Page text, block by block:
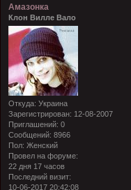
Амазонка
Клон Вилле Вало
Откуда: Украина
Зарегистрирован: 12-08-2007
Приглашений: 0
Сообщений: 8966
Пол: Женский
Провел на форуме:
22 дня 17 часов
Последний визит:
10-06-2017 20:42:08